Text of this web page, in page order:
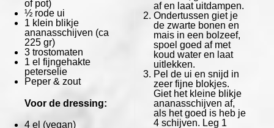
of pot)
½ rode ui
1 klein blikje
ananasschijven (ca
225 gr)
3 trostomaten
1 el fijngehakte
peterselie
Peper & zout
Voor de dressing:
4 el (vegan)
af en laat uitdampen.
Ondertussen giet je
de zwarte bonen en
mais in een bolzeef,
spoel goed af met
koud water en laat
uitlekken.
Pel de ui en snijd in
zeer fijne blokjes.
Giet het kleine blikje
ananasschijven af,
als het goed is heb je
4 schijven. Leg 1